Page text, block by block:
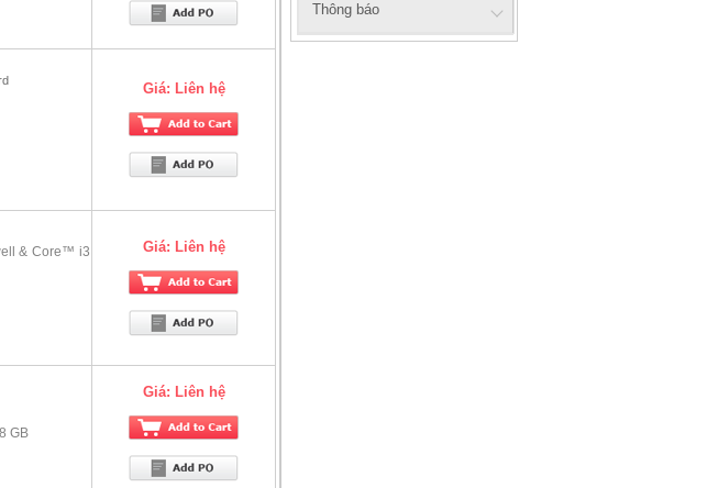
Giá: Liên hệ
& Core™ i3
Giá: Liên hệ
GB
Giá: Liên hệ
Thông báo